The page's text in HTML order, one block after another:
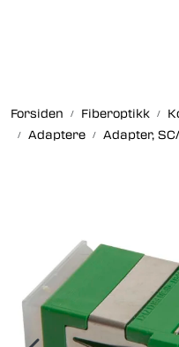
Forsiden Fiberoptikk
Adaptere
Adapter,
Strukturert kabling
Kunnskapssenter
Nyheter